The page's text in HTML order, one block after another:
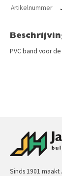
Artikelnummer
PVC band voor
Sinds 1901 maakt